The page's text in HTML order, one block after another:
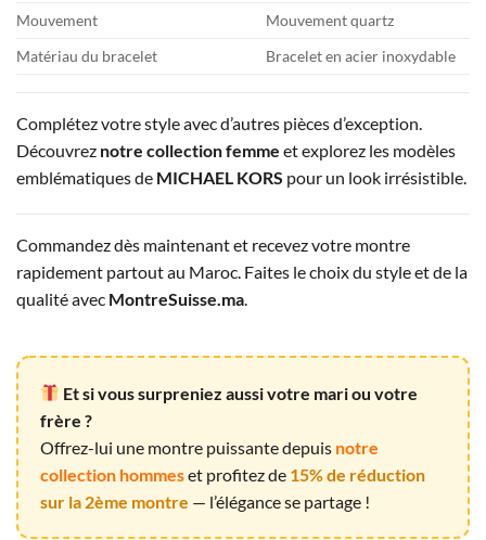
Mouvement
Mouvement quartz
Matériau du bracelet
Bracelet en acier inoxydable
Complétez votre style avec d’autres pièces d’exception.
Découvrez notre collection femme et explorez les modèles
emblématiques de MICHAEL KORS pour un look irrésistible.
Commandez dès maintenant et recevez votre montre
rapidement partout au Maroc. Faites le choix du style et de la
qualité avec MontreSuisse.ma.
Et si vous surpreniez aussi votre mari ou votre
frère ?
Offrez-lui une montre puissante depuis notre
collection hommeset profitez de 15% de réduction
sur la 2ème montre — l’élégance se partage !